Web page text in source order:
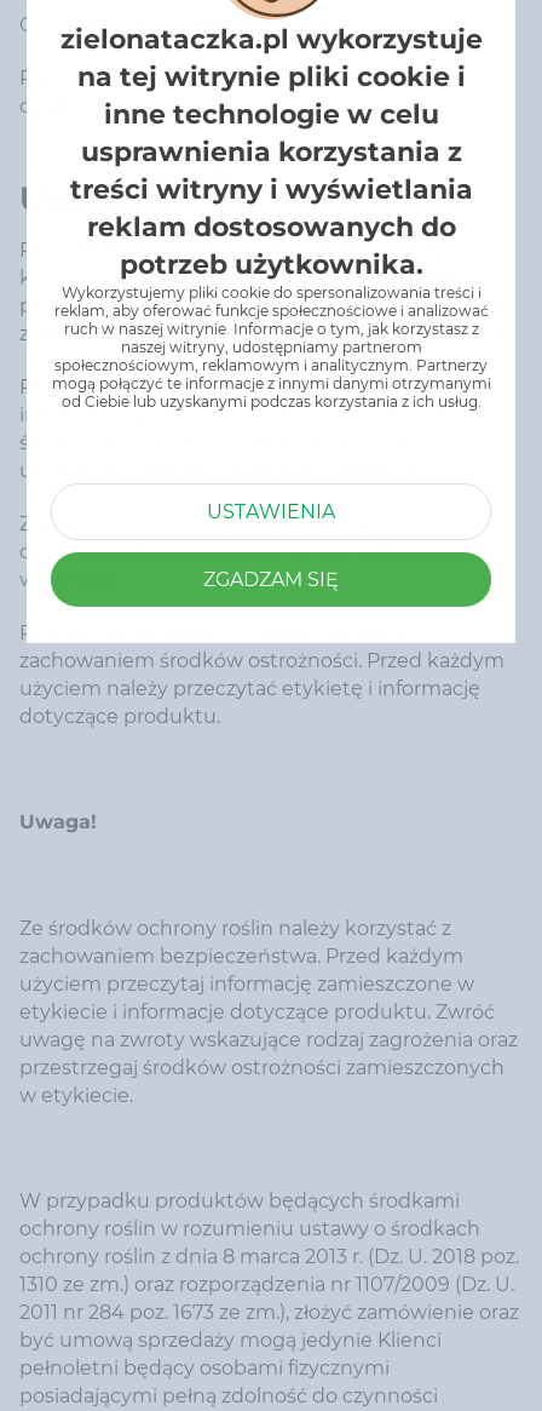
Gryzonie mogą przenosić choroby.
Pełna treść sposobu użycia znajduje się na
opakowaniu.
Uwaga!
Produkt biobójczy do użytku profesjonalnego -
kupując oświadczasz, że jesteś użytkownikiem
profesjonalnym. Produkty biobójcze należy używać
z zachowaniem szczególnych środków ostrożności.
Przed użyciem należy przeczytać etykietę i ulotkę
informacyjną, aby zminimalizować ryzyko dla ludzi i
środowiska. Odpady opakowaniowe należy
utylizować zgodnie z przepisami lokalnymi.
Zabrania się wykorzystywania opróżnionych
opakowań do innych celów (w tym jako surowców
wtórnych)
Produktów biobójczych należy używać z
zachowaniem środków ostrożności. Przed każdym
użyciem należy przeczytać etykietę i informację
dotyczące produktu.
Uwaga!
Ze środków ochrony roślin należy korzystać z
zachowaniem bezpieczeństwa. Przed każdym
użyciem przeczytaj informację zamieszczone w
etykiecie i informacje dotyczące produktu. Zwróć
uwagę na zwroty wskazujące rodzaj zagrożenia oraz
przestrzegaj środków ostrożności zamieszczonych
w etykiecie.
W przypadku produktów będących środkami
ochrony roślin w rozumieniu ustawy o środkach
ochrony roślin z dnia 8 marca 2013 r. (Dz. U. 2018 poz.
1310 ze zm.) oraz rozporządzenia nr 1107/2009 (Dz. U.
2011 nr 284 poz. 1673 ze zm.), złożyć zamówienie oraz
być umową sprzedaży mogą jedynie Klienci
pełnoletni będący osobami fizycznymi
posiadającymi pełną zdolność do czynności
zielonataczka.pl wykorzystuje
na tej witrynie pliki cookie i
inne technologie w celu
usprawnienia korzystania z
treści witryny i wyświetlania
reklam dostosowanych do
potrzeb użytkownika.
Wykorzystujemy pliki cookie do spersonalizowania treści i
reklam, aby oferować funkcje społecznościowe i analizować
ruch w naszej witrynie. Informacje o tym, jak korzystasz z
naszej witryny, udostępniamy partnerom
społecznościowym, reklamowym i analitycznym. Partnerzy
mogą połączyć te informacje z innymi danymi otrzymanymi
od Ciebie lub uzyskanymi podczas korzystania z ich usług.
USTAWIENIA
ZGADZAM SIĘ